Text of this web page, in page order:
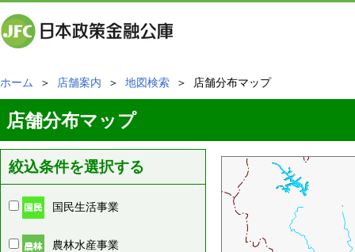
ホーム ＞ 店舗案内 ＞ 地図検索 ＞ 店舗分布マップ
店舗分布マップ
絞込条件を選択する
国民生活事業
農林水産事業